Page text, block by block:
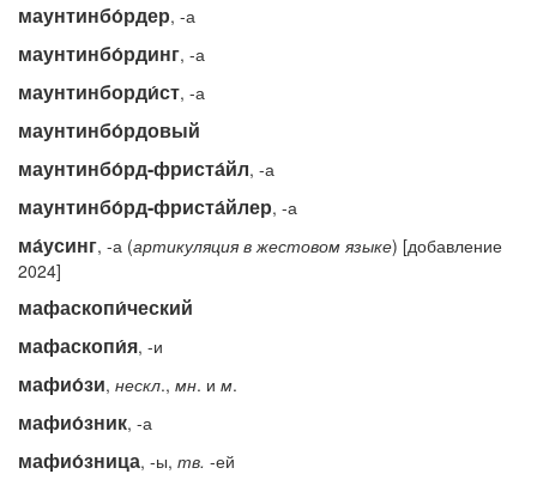
маунтинбо́рдер, -а
маунтинбо́рдинг, -а
маунтинборди́ст, -а
маунтинбо́рдовый
маунтинбо́рд-фриста́йл, -а
маунтинбо́рд-фриста́йлер, -а
ма́усинг, -а (артикуляция в жестовом языке) [добавление
2024]
мафаскопи́ческий
мафаскопи́я, -и
мафио́зи, нескл., мн. и м.
мафио́зник, -а
мафио́зница, -ы, тв. -ей